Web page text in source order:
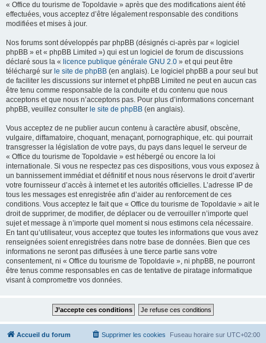
« Office du tourisme de Topoldavie » après que des modifications aient été
effectuées, vous acceptez d’être légalement responsable des conditions
modifiées et mises à jour.
Nos forums sont développés par phpBB (désignés ci-après par « logiciel
phpBB » et « phpBB Limited ») qui est un logiciel de forum de discussions
déclaré sous la « licence publique générale GNU 2.0 » et qui peut être
téléchargé sur le site de phpBB (en anglais). Le logiciel phpBB a pour seul but
de faciliter les discussions sur internet et phpBB Limited ne peut en aucun cas
être tenu comme responsable de la conduite et du contenu que nous
acceptons et que nous n’acceptons pas. Pour plus d’informations concernant
phpBB, veuillez consulter le site de phpBB (en anglais).
Vous acceptez de ne publier aucun contenu à caractère abusif, obscène,
vulgaire, diffamatoire, choquant, menaçant, pornographique, etc. qui pourrait
transgresser la législation de votre pays, du pays dans lequel le serveur de
« Office du tourisme de Topoldavie » est hébergé ou encore la loi
internationale. Si vous ne respectez pas ces dispositions, vous vous exposez à
un bannissement immédiat et définitif et nous nous réservons le droit d’avertir
votre fournisseur d’accès à internet et les autorités officielles. L’adresse IP de
tous les messages est enregistrée afin d’aider au renforcement de ces
conditions. Vous acceptez le fait que « Office du tourisme de Topoldavie » ait le
droit de supprimer, de modifier, de déplacer ou de verrouiller n’importe quel
sujet et message à n’importe quel moment si nous estimons cela nécessaire.
En tant qu’utilisateur, vous acceptez que toutes les informations que vous avez
renseignées soient enregistrées dans notre base de données. Bien que ces
informations ne seront pas diffusées à une tierce partie sans votre
consentement, ni « Office du tourisme de Topoldavie », ni phpBB, ne pourront
être tenus comme responsables en cas de tentative de piratage informatique
visant à compromettre vos données.
Accueil du forum Fuseau horaire sur UTC+02:00
Supprimer les cookies